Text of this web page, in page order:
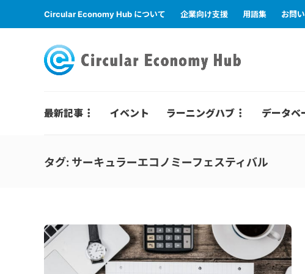
Circular Economy Hub について 企業向け支援 用語集 お問
最新記事 イベント ラーニングハブ データベ
タグ: サーキュラーエコノミーフェスティバル